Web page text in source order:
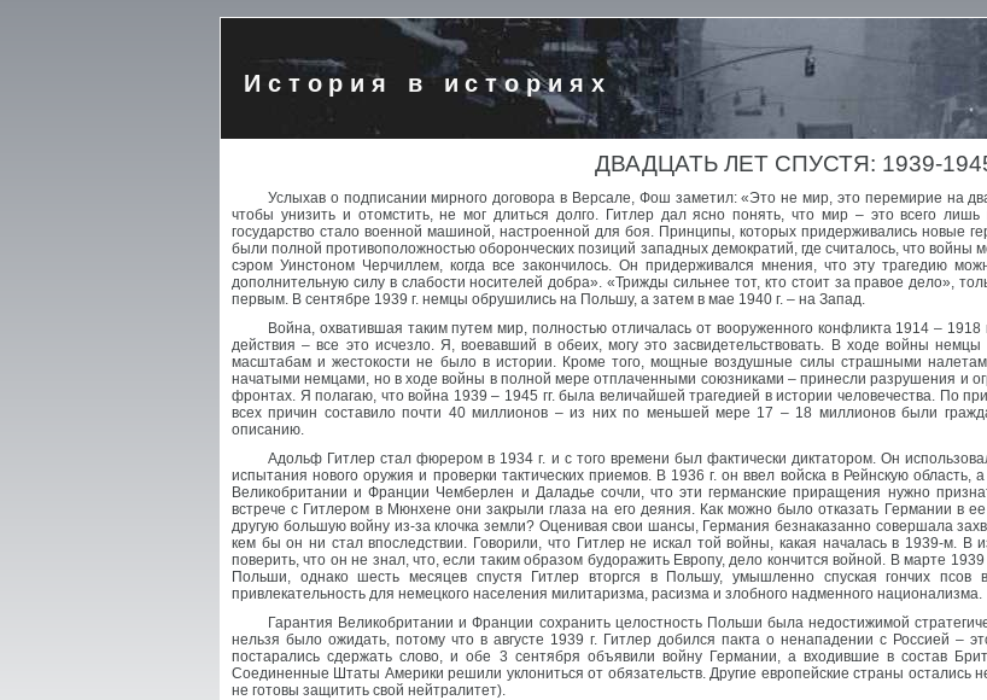
История в историях
ДВАДЦАТЬ ЛЕТ СПУСТЯ: 1939-
Услыхав о подписании мирного договора в Версале, Фош заметил: «Это не мир, это перемирие на
чтобы унизить и отомстить, не мог длиться долго. Гитлер дал ясно понять, что мир – это всего лишь
государство стало военной машиной, настроенной для боя. Принципы, которых придерживались новые
были полной противоположностью оборонческих позиций западных демократий, где считалось, что войны
сэром Уинстоном Черчиллем, когда все закончилось. Он придерживался мнения, что эту трагедию
дополнительную силу в слабости носителей добра». «Трижды сильнее тот, кто стоит за правое дело»,
первым. В сентябре 1939 г. немцы обрушились на Польшу, а затем в мае 1940 г. – на Запад.
Война, охватившая таким путем мир, полностью отличалась от вооруженного конфликта 1914 –
действия – все это исчезло. Я, воевавший в обеих, могу это засвидетельствовать. В ходе войны
масштабам и жестокости не было в истории. Кроме того, мощные воздушные силы страшными
начатыми немцами, но в ходе войны в полной мере отплаченными союзниками – принесли разрушения и
фронтах. Я полагаю, что война 1939 – 1945 гг. была величайшей трагедией в истории человечества. По
всех причин составило почти 40 миллионов – из них по меньшей мере 17 – 18 миллионов были
описанию.
Адольф Гитлер стал фюрером в 1934 г. и с того времени был фактически диктатором. Он
испытания нового оружия и проверки тактических приемов. В 1936 г. он ввел войска в Рейнскую
Великобритании и Франции Чемберлен и Даладье сочли, что эти германские приращения нужно
встрече с Гитлером в Мюнхене они закрыли глаза на его деяния. Как можно было отказать Германии в
другую большую войну из-за клочка земли? Оценивая свои шансы, Германия безнаказанно совершала
кем бы он ни стал впоследствии. Говорили, что Гитлер не искал той войны, какая началась в 1939-м.
поверить, что он не знал, что, если таким образом будоражить Европу, дело кончится войной. В марте
Польши, однако шесть месяцев спустя Гитлер вторгся в Польшу, умышленно спуская гончих
привлекательность для немецкого населения милитаризма, расизма и злобного надменного национализма.
Гарантия Великобритании и Франции сохранить целостность Польши была недостижимой
нельзя было ожидать, потому что в августе 1939 г. Гитлер добился пакта о ненападении с Россией –
постарались сдержать слово, и обе 3 сентября объявили войну Германии, а входившие в состав
Соединенные Штаты Америки решили уклониться от обязательств. Другие европейские страны
не готовы защитить свой нейтралитет).